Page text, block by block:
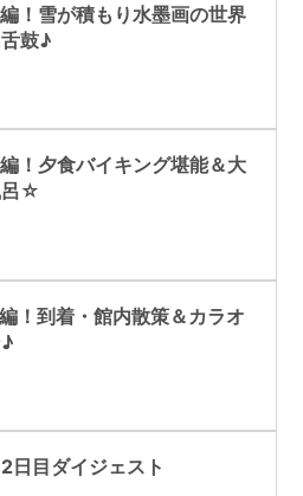
！雪が積もり水墨画の世界
鼓♪
！夕食バイキング堪能＆大
呂☆
！到着・館内散策＆カラオ
日目ダイジェスト